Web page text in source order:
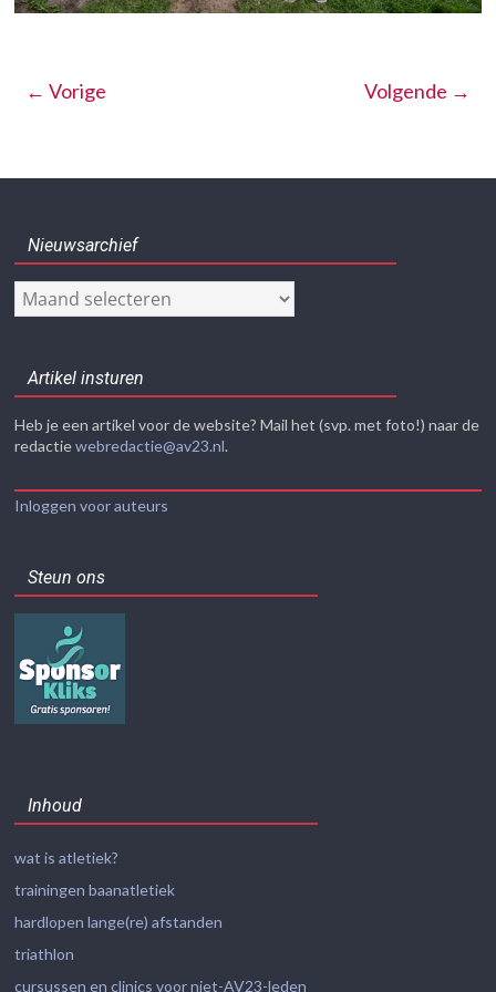
← Vorige Volgende →
Nieuwsarchief
Nieuwsarchief
Artikel insturen
Heb je een artikel voor de website? Mail het (svp. met foto!) naar de
redactiewebredactie@av23.nl.
Inloggen voor auteurs
Steun ons
Inhoud
wat is atletiek?
trainingen baanatletiek
hardlopen lange(re) afstanden
triathlon
cursussen en clinics voor niet-AV23-leden